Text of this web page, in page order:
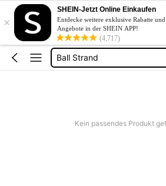
×
SHEIN-Jetzt Online Einkaufen
Entdecke weitere exklusive Rabatte
Angebote in der SHEIN APP!
(4,717)
Schwimmanzug Sport
Boccia Spiel
Ball Strand
Palline Da Bocce
Kein passendes Produkt